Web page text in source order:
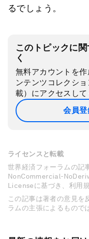
るでしょう。
このトピックに
く
無料アカウントを
ンテンツコレクシ
載）にアクセスして
会員登
ライセンスと転載
世界経済フォーラムの
NonCommercial-
Licenseに基づき、利用
この記事は著者の意見を
ラムの主張によるもので